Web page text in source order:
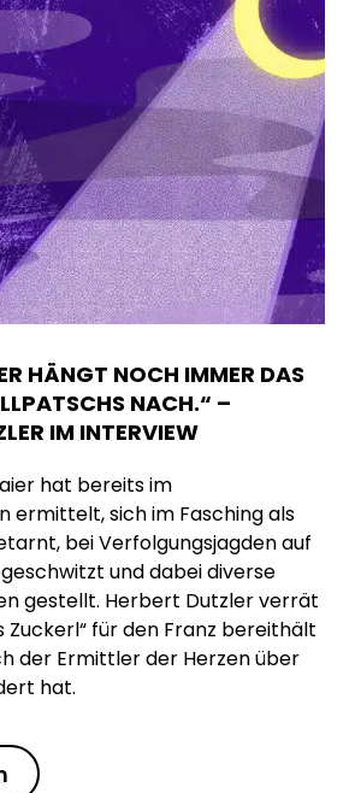
HÄNGT NOCH IMMER DAS
NACH.“ –
IM INTERVIEW
hat bereits im
ermittelt, sich im Fasching als
bei Verfolgungsjagden auf
und dabei diverse
gestellt. Herbert Dutzler verrät
Zuckerl“ für den Franz bereithält
der Ermittler der Herzen über
hat.